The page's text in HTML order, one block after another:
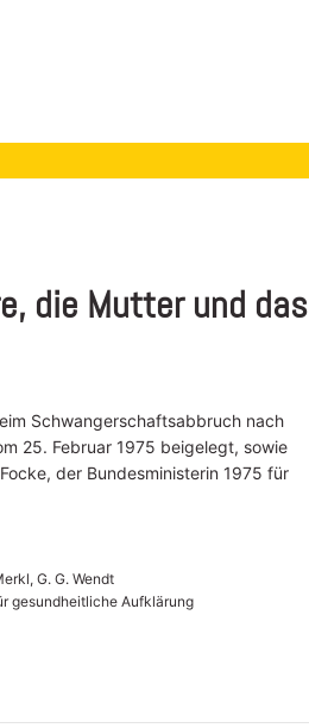
die Mutter und das
Schwangerschaftsabbruch nach
25. Februar 1975 beigelegt, sowie
der Bundesministerin 1975 für
G. G. Wendt
gesundheitliche Aufklärung